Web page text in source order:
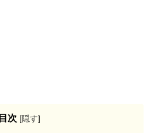
目次 [隠す]